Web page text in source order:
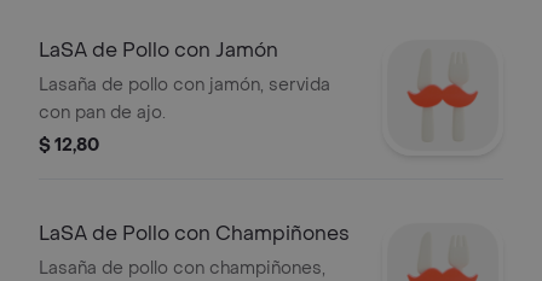
LaSA de Pollo con Jamón
Lasaña de pollo con jamón, servida
con pan de ajo.
$ 12,80
LaSA de Pollo con Champiñones
Lasaña de pollo con champiñones,